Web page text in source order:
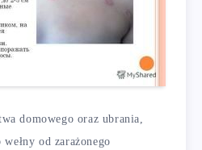
domowego oraz ubrania,
od zarażonego